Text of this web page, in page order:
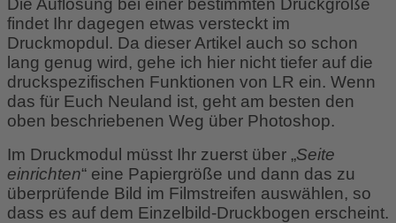
findet Ihr dagegen etwas versteckt im
Druckmopdul. Da dieser Artikel auch so schon
lang genug wird, gehe ich hier nicht tiefer auf die
druckspezifischen Funktionen von LR ein. Wenn
das für Euch Neuland ist, geht am besten den
oben beschriebenen Weg über Photoshop.
Im Druckmodul müsst Ihr zuerst über „Seite
einrichten“ eine Papiergröße und dann das zu
überprüfende Bild im Filmstreifen auswählen, so
dass es auf dem Einzelbild-Druckbogen erscheint.